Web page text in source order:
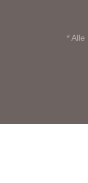
* Alle